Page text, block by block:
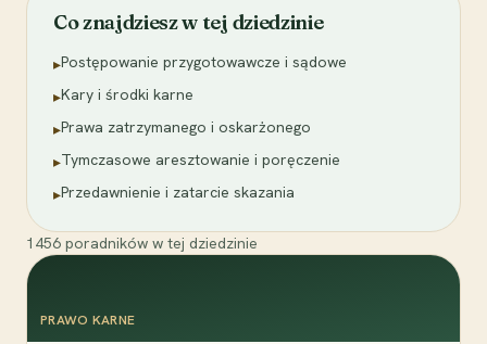
Co znajdziesz w tej dziedzinie
▸Postępowanie przygotowawcze i sądowe
▸Kary i środki karne
▸Prawa zatrzymanego i oskarżonego
▸Tymczasowe aresztowanie i poręczenie
▸Przedawnienie i zatarcie skazania
1456 poradników w tej dziedzinie
PRAWO KARNE